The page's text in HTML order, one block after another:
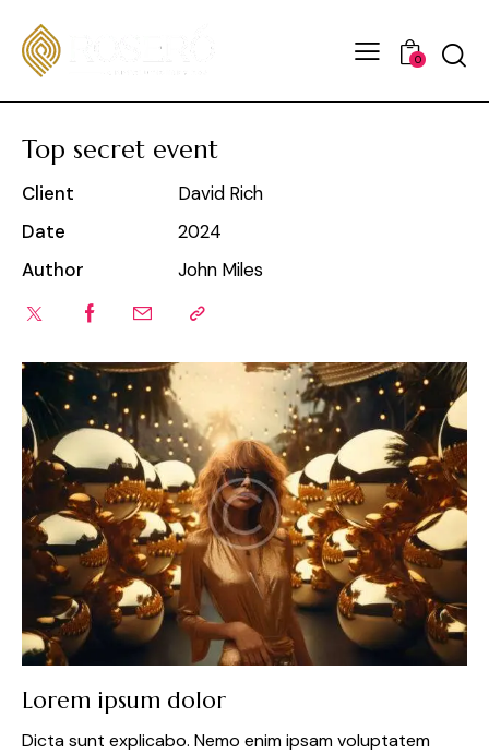
0
Top secret event
Client
David Rich
Date
2024
Author
John Miles
Lorem ipsum dolor
Dicta sunt explicabo. Nemo enim ipsam voluptatem